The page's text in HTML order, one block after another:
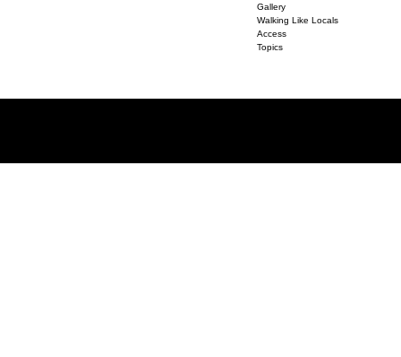
Gallery
Walking Like Locals
Access
Topics